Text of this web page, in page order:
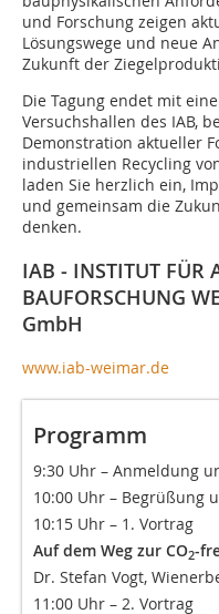
und Forschung zeigen
Lösungswege und neue
Zukunft der
Die Tagung endet mit
Versuchshallen des IAB,
Demonstration aktueller
industriellen Recycling
laden Sie herzlich ein,
und gemeinsam die
denken.
IAB - INSTITUT FÜR
BAUFORSCHUNG
GmbH
www.iab-weimar.de
Programm
9:30 Uhr – Anmeldung
10:00 Uhr – Begrüßung
10:15 Uhr – 1. Vortrag
Auf dem Weg zur CO2-
Dr. Stefan Vogt,
11:00 Uhr – 2. Vortrag